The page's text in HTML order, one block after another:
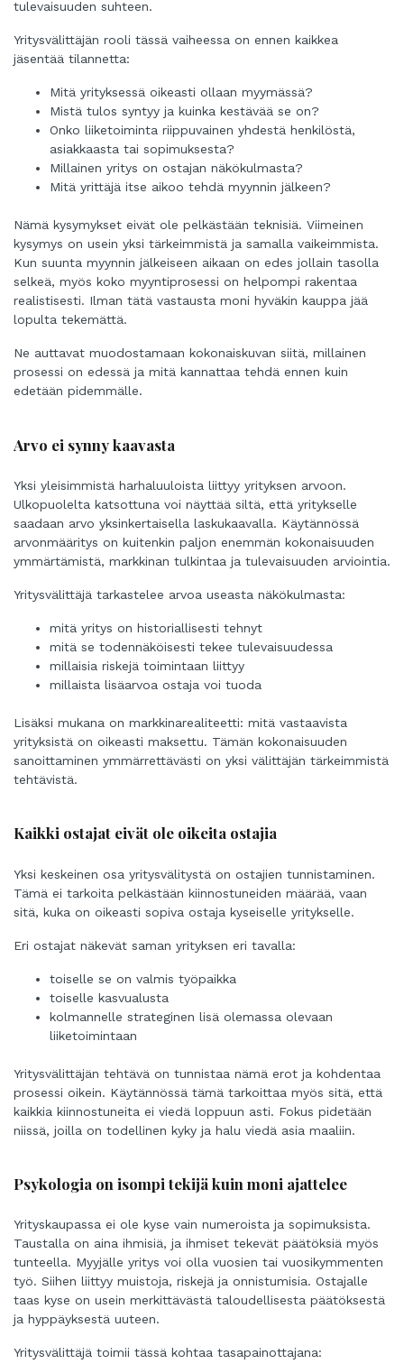
tulevaisuuden suhteen.
Yritysvälittäjän rooli tässä vaiheessa on ennen kaikkea
jäsentää tilannetta:
Mitä yrityksessä oikeasti ollaan myymässä?
Mistä tulos syntyy ja kuinka kestävää se on?
Onko liiketoiminta riippuvainen yhdestä henkilöstä,
asiakkaasta tai sopimuksesta?
Millainen yritys on ostajan näkökulmasta?
Mitä yrittäjä itse aikoo tehdä myynnin jälkeen?
Nämä kysymykset eivät ole pelkästään teknisiä. Viimeinen
kysymys on usein yksi tärkeimmistä ja samalla vaikeimmista.
Kun suunta myynnin jälkeiseen aikaan on edes jollain tasolla
selkeä, myös koko myyntiprosessi on helpompi rakentaa
realistisesti. Ilman tätä vastausta moni hyväkin kauppa jää
lopulta tekemättä.
Ne auttavat muodostamaan kokonaiskuvan siitä, millainen
prosessi on edessä ja mitä kannattaa tehdä ennen kuin
edetään pidemmälle.
Arvo ei synny kaavasta
Yksi yleisimmistä harhaluuloista liittyy yrityksen arvoon.
Ulkopuolelta katsottuna voi näyttää siltä, että yritykselle
saadaan arvo yksinkertaisella laskukaavalla. Käytännössä
arvonmääritys on kuitenkin paljon enemmän kokonaisuuden
ymmärtämistä, markkinan tulkintaa ja tulevaisuuden arviointia.
Yritysvälittäjä tarkastelee arvoa useasta näkökulmasta:
mitä yritys on historiallisesti tehnyt
mitä se todennäköisesti tekee tulevaisuudessa
millaisia riskejä toimintaan liittyy
millaista lisäarvoa ostaja voi tuoda
Lisäksi mukana on markkinarealiteetti: mitä vastaavista
yrityksistä on oikeasti maksettu. Tämän kokonaisuuden
sanoittaminen ymmärrettävästi on yksi välittäjän tärkeimmistä
tehtävistä.
Kaikki ostajat eivät ole oikeita ostajia
Yksi keskeinen osa yritysvälitystä on ostajien tunnistaminen.
Tämä ei tarkoita pelkästään kiinnostuneiden määrää, vaan
sitä, kuka on oikeasti sopiva ostaja kyseiselle yritykselle.
Eri ostajat näkevät saman yrityksen eri tavalla:
toiselle se on valmis työpaikka
toiselle kasvualusta
kolmannelle strateginen lisä olemassa olevaan
liiketoimintaan
Yritysvälittäjän tehtävä on tunnistaa nämä erot ja kohdentaa
prosessi oikein. Käytännössä tämä tarkoittaa myös sitä, että
kaikkia kiinnostuneita ei viedä loppuun asti. Fokus pidetään
niissä, joilla on todellinen kyky ja halu viedä asia maaliin.
Psykologia on isompi tekijä kuin moni ajattelee
Yrityskaupassa ei ole kyse vain numeroista ja sopimuksista.
Taustalla on aina ihmisiä, ja ihmiset tekevät päätöksiä myös
tunteella. Myyjälle yritys voi olla vuosien tai vuosikymmenten
työ. Siihen liittyy muistoja, riskejä ja onnistumisia. Ostajalle
taas kyse on usein merkittävästä taloudellisesta päätöksestä
ja hyppäyksestä uuteen.
Yritysvälittäjä toimii tässä kohtaa tasapainottajana: